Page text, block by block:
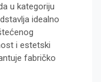
u kategoriju
idealno
i estetski
fabričko